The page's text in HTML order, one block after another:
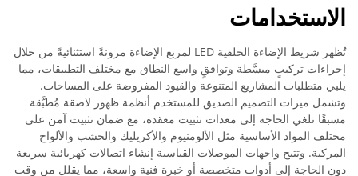
الاستخدامات
تُظهر شريط الإضاءة الخلفية LED لمربع الإضاءة مرونةً استثنائيةً من خلال
إجراءات تركيبٍ مبسَّطة وتوافقٍ واسع النطاق مع مختلف التطبيقات، مما
يلبي متطلبات المشاريع المتنوعة والقيود المفروضة على المساحات.
وتشمل ميزات التصميم الصديق للمستخدم أنظمة ظهور لاصقة مُطبَّقة
مسبقًا تلغي الحاجة إلى معدات تثبيت معقدة، مع ضمان تثبيت آمن على
مختلف المواد الأساسية مثل الألومنيوم والأكريليك والخشب والألواح
المركبة. وتتيح واجهات الموصلات القياسية إنشاء اتصالات كهربائية سريعة
دون الحاجة إلى أدوات متخصصة أو خبرة فنية واسعة، مما يقلل من وقت